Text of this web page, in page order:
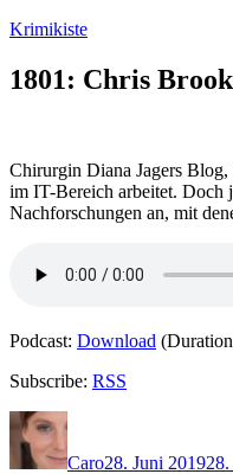
Zum
springen
Krimikiste
1801: Chris
Chirurgin Diana Jagers Blog,
im IT-Bereich arbeitet. Doch
Nachforschungen an, mit
Podcast: Download
Subscribe: RSS
Autor
Caro28. Juni 2019